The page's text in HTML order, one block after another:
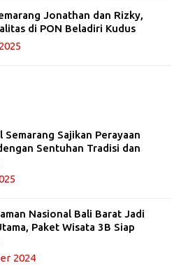
Jonathan dan Rizky,
di PON Beladiri Kudus
Semarang Sajikan Perayaan
Sentuhan Tradisi dan
Nasional Bali Barat Jadi
Paket Wisata 3B Siap
2024